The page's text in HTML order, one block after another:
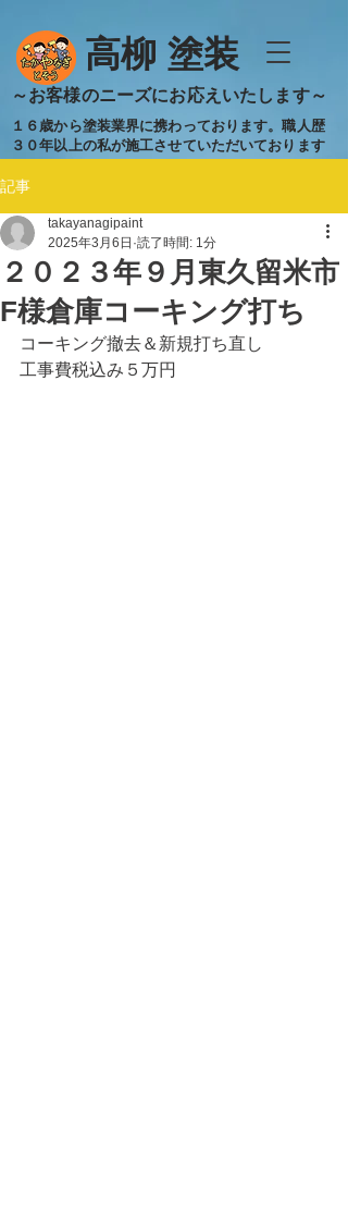
​高柳 塗装
​～お客様のニーズにお応えいたします～
１６歳から塗装業界に携わっております。職人歴
３０年以上の私が施工させていただいております
記事
２０２３年９月東久留米市
F様倉庫コーキング打ち
takayanagipaint
2025年3月6日 読了時間: 1分
コーキング撤去＆新規打ち直し
工事費税込み５万円